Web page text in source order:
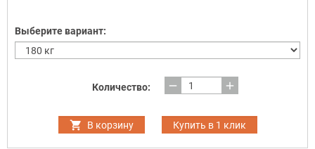
Выберите вариант:
Количество: remove add
В корзину Купить в 1 клик